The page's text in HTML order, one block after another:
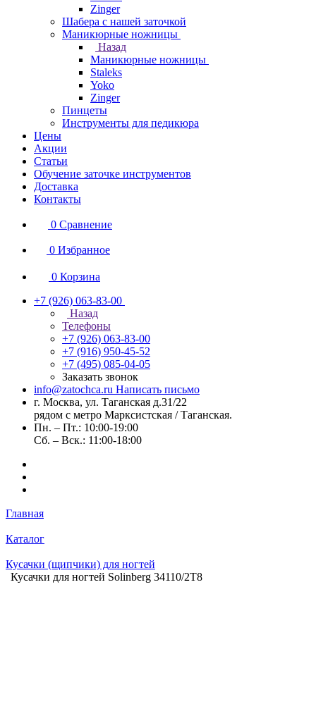
Zinger
Шабера с нашей заточкой
Маникюрные ножницы
Назад
Маникюрные ножницы
Staleks
Yoko
Zinger
Пинцеты
Инструменты для педикюра
Цены
Акции
Статьи
Обучение заточке инструментов
Доставка
Контакты
0 Сравнение
0 Избранное
0 Корзина
+7 (926) 063-83-00
Назад
Телефоны
+7 (926) 063-83-00
+7 (916) 950-45-52
+7 (495) 085-04-05
Заказать звонок
info@zatochca.ru Написать письмо
г. Москва, ул. Таганская д.31/22
рядом с метро Марксистская / Таганская.
Пн. – Пт.: 10:00-19:00
Сб. – Вск.: 11:00-18:00
Главная
Каталог
Кусачки (щипчики) для ногтей
Кусачки для ногтей Solinberg 34110/2T8